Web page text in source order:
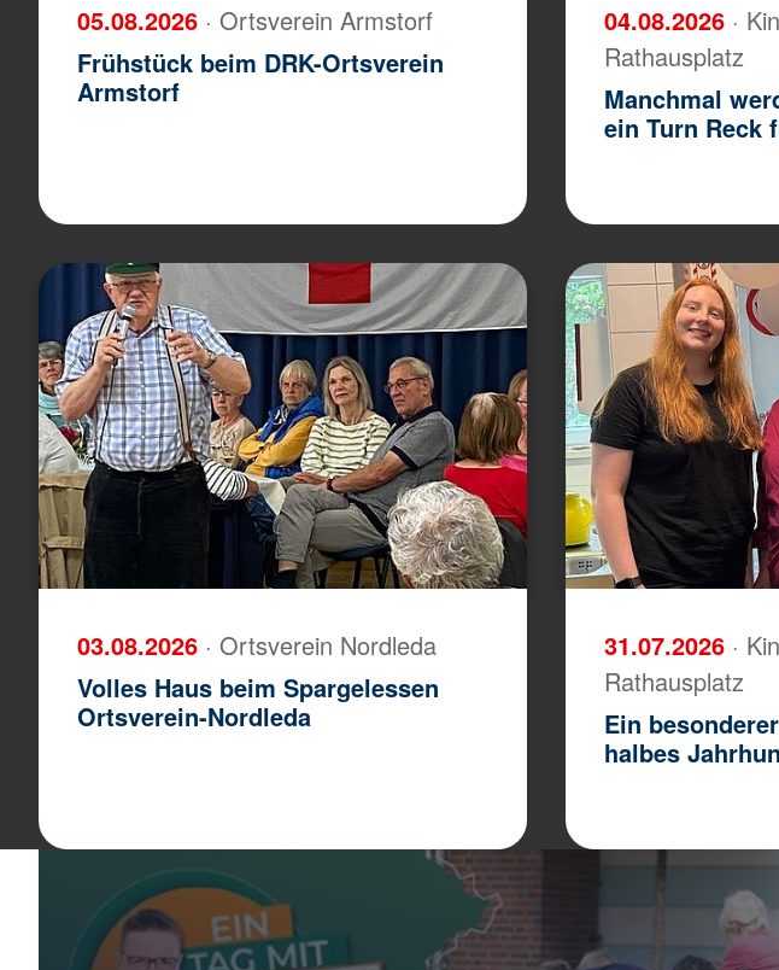
05.08.2026 · Ortsverein Armstorf
Frühstück beim DRK-Ortsverein
Armstorf
04.08.2026 ·
Rathausplatz
Manchmal
ein Turn Reck
03.08.2026 · Ortsverein Nordleda
Volles Haus beim Spargelessen
Ortsverein-Nordleda
31.07.2026 ·
Rathausplatz
Ein
halbes